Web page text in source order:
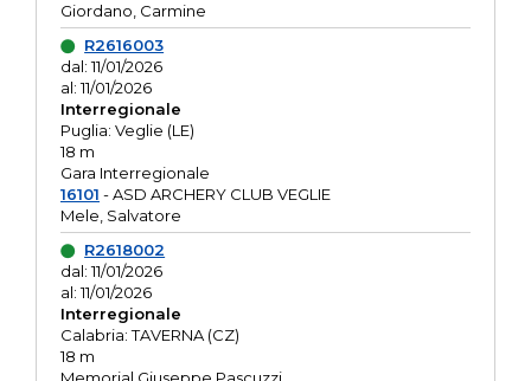
Giordano, Carmine
R2616003
dal: 11/01/2026
al: 11/01/2026
Interregionale
Puglia: Veglie (LE)
18 m
Gara Interregionale
16101 - ASD ARCHERY CLUB VEGLIE
Mele, Salvatore
R2618002
dal: 11/01/2026
al: 11/01/2026
Interregionale
Calabria: TAVERNA (CZ)
18 m